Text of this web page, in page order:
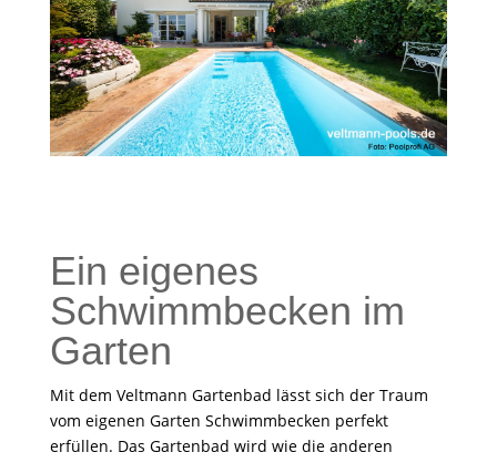
Ein eigenes
Schwimmbecken im
Garten
Mit dem Veltmann Gartenbad lässt sich der Traum
vom eigenen Garten Schwimmbecken perfekt
erfüllen. Das Gartenbad wird wie die anderen